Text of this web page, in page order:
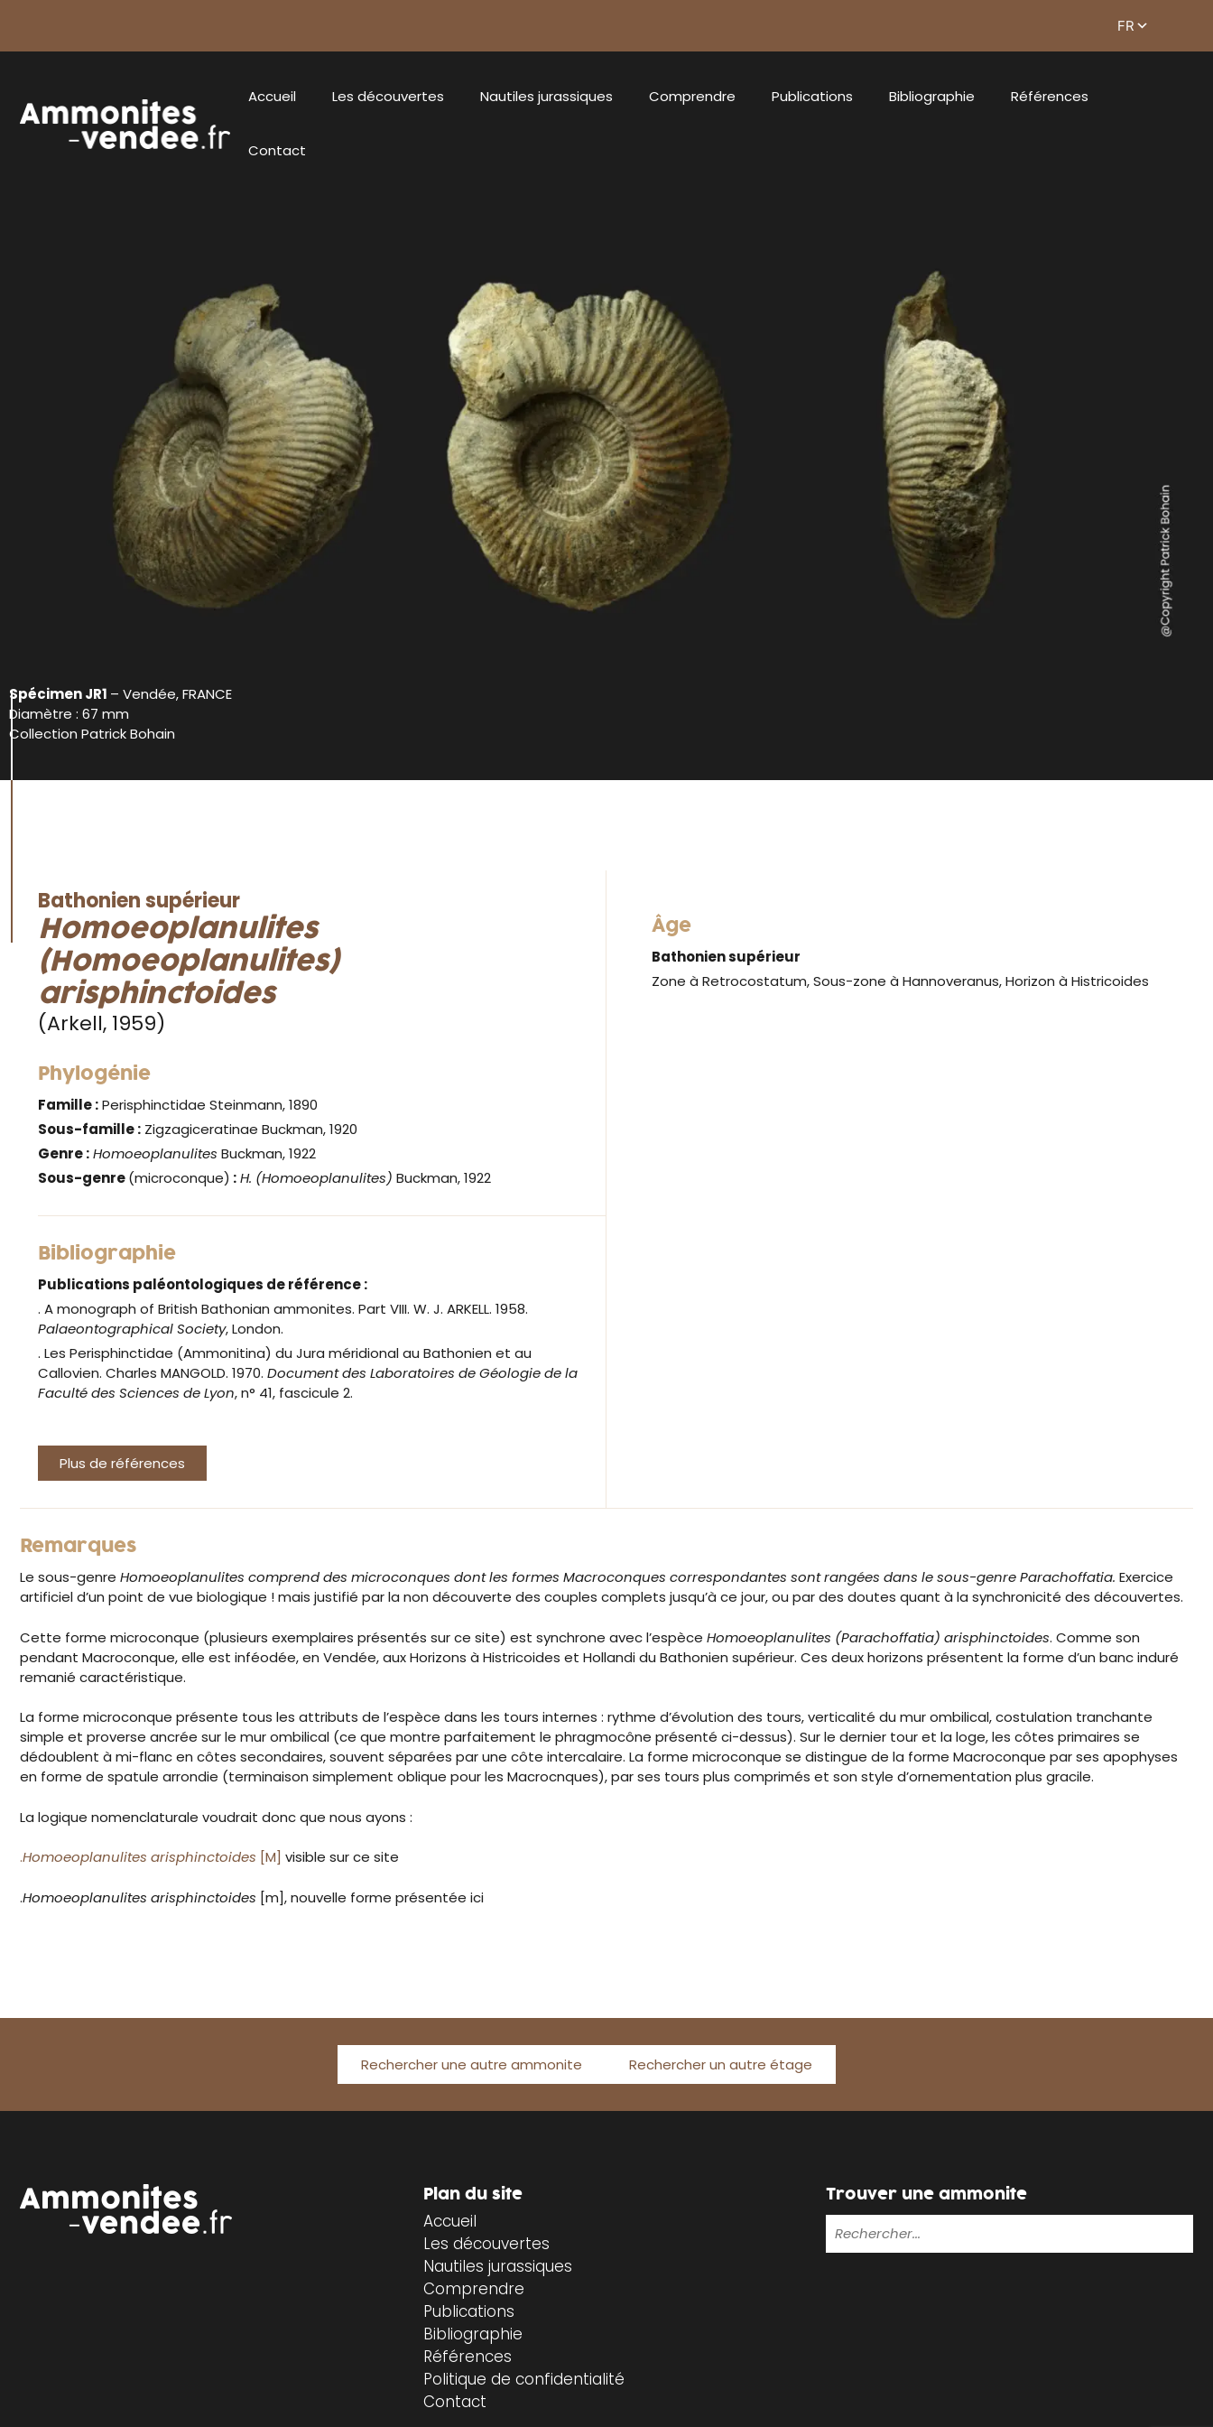
Accueil Les découvertes Nautiles jurassiques Comprendre Publications Bibliographie Références
Contact
Spécimen JR1 – Vendée, FRANCE
Diamètre : 67 mm
Collection Patrick Bohain
Bathonien supérieur
Homoeoplanulites
(Homoeoplanulites)
arisphinctoides
(Arkell, 1959)
Phylogénie
Famille :Perisphinctidae Steinmann, 1890
Sous-famille : Zigzagiceratinae Buckman, 1920
Genre:Homoeoplanulites Buckman, 1922
Sous-genre(microconque) :H. (Homoeoplanulites) Buckman, 1922
Bibliographie
Publications paléontologiques de référence :
. A monograph of British Bathonian ammonites. Part VIII. W. J. ARKELL. 1958.
Palaeontographical Society, London.
. Les Perisphinctidae (Ammonitina) du Jura méridional au Bathonien et au
Callovien. Charles MANGOLD. 1970. Document des Laboratoires de Géologie de la
Faculté des Sciences de Lyon, n° 41, fascicule 2.
Plus de références
Âge
Bathonien supérieur
Zone à Retrocostatum, Sous-zone à Hannoveranus, Horizon à Histricoides
Remarques
Le sous-genre Homoeoplanulites comprend des microconques dont les formes Macroconques correspondantes sont rangées dans le sous-genre Parachoffatia. Exercice
artificiel d’un point de vue biologique ! mais justifié par la non découverte des couples complets jusqu’à ce jour, ou par des doutes quant à la synchronicité des découvertes.
Cette forme microconque (plusieurs exemplaires présentés sur ce site) est synchrone avec l’espèce Homoeoplanulites (Parachoffatia) arisphinctoides. Comme son
pendant Macroconque, elle est inféodée, en Vendée, aux Horizons à Histricoides et Hollandi du Bathonien supérieur. Ces deux horizons présentent la forme d’un banc induré
remanié caractéristique.
La forme microconque présente tous les attributs de l’espèce dans les tours internes : rythme d’évolution des tours, verticalité du mur ombilical, costulation tranchante
simple et proverse ancrée sur le mur ombilical (ce que montre parfaitement le phragmocône présenté ci-dessus). Sur le dernier tour et la loge, les côtes primaires se
dédoublent à mi-flanc en côtes secondaires, souvent séparées par une côte intercalaire. La forme microconque se distingue de la forme Macroconque par ses apophyses
en forme de spatule arrondie (terminaison simplement oblique pour les Macrocnques), par ses tours plus comprimés et son style d’ornementation plus gracile.
La logique nomenclaturale voudrait donc que nous ayons :
.Homoeoplanulites arisphinctoides [M] visible sur ce site
.Homoeoplanulites arisphinctoides [m], nouvelle forme présentée ici
Rechercher une autre ammonite Rechercher un autre étage
Plan du site
Accueil
Les découvertes
Nautiles jurassiques
Comprendre
Publications
Bibliographie
Références
Politique de confidentialité
Contact
Trouver une ammonite